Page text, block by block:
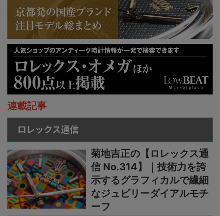
連載記事
ロレックス通信
菊地吉正の【ロレックス通
信 No.314】｜技術力を誇
示するグラフィカルで繊細
なジュビリーダイアルモチ
ーフ